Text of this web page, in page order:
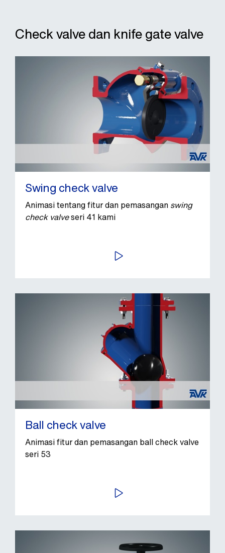
Check valve dan knife gate valve
Swing check valve
Animasi tentang fitur dan pemasangan swing
check valveseri 41 kami
PUTAR VIDEO
Ball check valve
Animasi fitur dan pemasangan ball check valve
seri 53
PUTAR VIDEO